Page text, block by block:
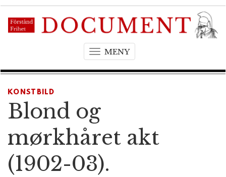
MENYT
g
a
KONSTBILD
Blond og
mørkhåret akt
(1902-03).